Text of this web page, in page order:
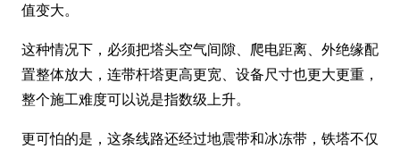
值变大。
这种情况下，必须把塔头空气间隙、爬电距离、外绝缘配
置整体放大，连带杆塔更高更宽、设备尺寸也更大更重，
整个施工难度可以说是指数级上升。
更可怕的是，这条线路还经过地震带和冰冻带，铁塔不仅